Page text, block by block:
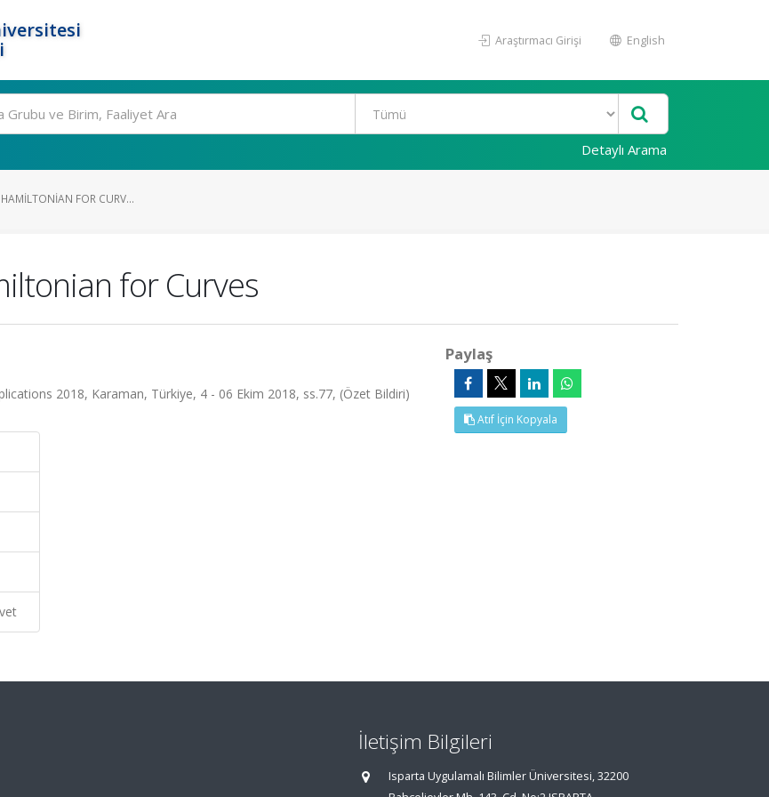
Araştırmacı Girişi English
Detaylı Arama
FOR CURV...
for Curves
2018, Karaman, Türkiye, 4 - 06 Ekim 2018, ss.77, (Özet Bildiri)
Paylaş
Atıf İçin Kopyala
İletişim Bilgileri
Isparta Uygulamalı Bilimler Üniversitesi, 32200